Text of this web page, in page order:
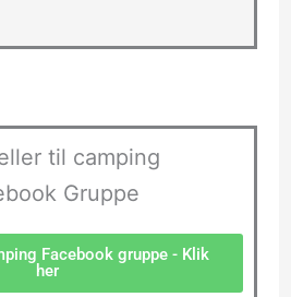
Facebook gruppe - Klik
her